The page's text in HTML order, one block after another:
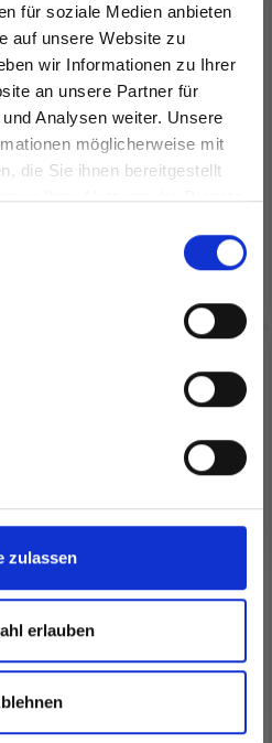
für soziale Medien anbieten
auf unsere Website zu
wir Informationen zu Ihrer
an unsere Partner für
Analysen weiter. Unsere
möglicherweise mit
die Sie ihnen bereitgestellt
Ihrer Nutzung der Dienste
zulassen
erlauben
HAMA
MEHRFACHRAHMEN-
STECKTAFEL 307
EUR 1.60EUR 2.05
Anzahl
In den Warenkorb
GARNTASCHE MIT
SCHULTERRIEMEN,
SCHWARZ
EUR 16.50EUR 32.99
zu 50%
Zugang zu